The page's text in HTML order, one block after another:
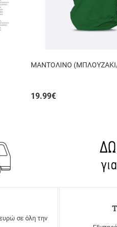
ΜΑΝΤΟΛΙΝΟ (ΜΠΛΟΥΖΑΚΙ/
19.99€
σε όλη την